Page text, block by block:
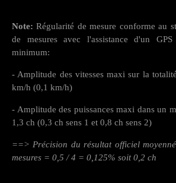
Note: Régularité de mesure conforme au
de mesures avec l'assistance d'un
minimum:
- Amplitude des vitesses maxi sur la
km/h (0,1 km/h)
- Amplitude des puissances maxi dans un
1,3 ch (0,3 ch sens 1 et 0,8 ch sens 2)
==> Précision du résultat officiel
mesures = 0,5 / 4 = 0,125% soit 0,2 ch